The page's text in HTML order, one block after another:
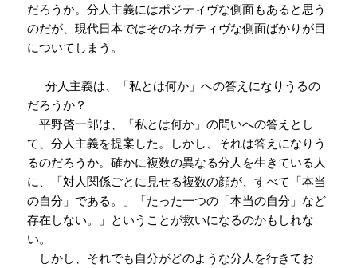
だろうか。分人主義にはポジティヴな側面もあると思う
のだが、現代日本ではそのネガティヴな側面ばかりが目
についてしまう。
分人主義は、「私とは何か」への答えになりうるの
だろうか？
平野啓一郎は、「私とは何か」の問いへの答えとし
て、分人主義を提案した。しかし、それは答えになりう
るのだろうか。確かに複数の異なる分人を生きている人
に、「対人関係ごとに見せる複数の顔が、すべて「本当
の自分」である。」「たった一つの「本当の自分」など
存在しない。」ということが救いになるのかもしれな
い。
しかし、それでも自分がどのような分人を行きてお